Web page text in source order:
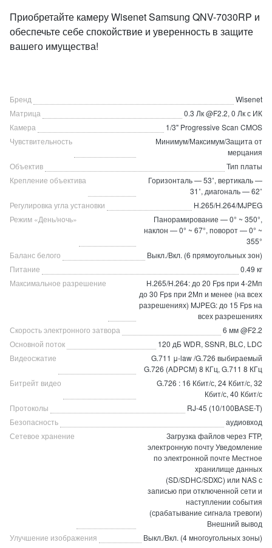
Приобретайте камеру Wisenet Samsung QNV-7030RP и
обеспечьте себе спокойствие и уверенность в защите
вашего имущества!
Бренд
Wisenet
Матрица
0.3 Лк @F2.2, 0 Лк с ИК
Камера
1/3" Progressive Scan CMOS
Чувствительность
Минимум/Максимум/Защита от
мерцания
Объектив
Тип платы
Крепление объектива
Горизонталь — 53˚, вертикаль —
31˚, диагональ — 62˚
Регулировка угла установки
H.265/H.264/MJPEG
Режим «День/ночь»
Панорамирование — 0° ~ 350°,
наклон — 0° ~ 67°, поворот — 0° ~
355°
Баланс белого
Выкл./Вкл. (6 прямоугольных зон)
Питание
0.49 кг
Максимальное разрешение
H.265/H.264: до 20 Fps при 4-2Мп
до 30 Fps при 2Мп и менее (на всех
разрешениях) MJPEG: до 15 Fps на
всех разрешениях
Скорость электронного затвора
6 мм @F2.2
Основной поток
120 дБ WDR, SSNR, BLC, LDC
Видеосжатие
G.711 μ-law /G.726 выбираемый
G.726 (ADPCM) 8 КГц, G.711 8 КГц
Битрейт видео
G.726 : 16 Кбит/с, 24 Кбит/с, 32
Кбит/с, 40 Кбит/с
Протоколы
RJ-45 (10/100BASE-T)
Безопасность
аудиовход
Сетевое хранение
Загрузка файлов через FTP,
электронную почту Уведомление
по электронной почте Местное
хранилище данных
(SD/SDHC/SDXC) или NAS с
записью при отключенной сети и
наступлении события
(срабатывание сигнала тревоги)
Внешний вывод
Улучшение изображения
Выкл./Вкл. (4 многоугольных зоны)